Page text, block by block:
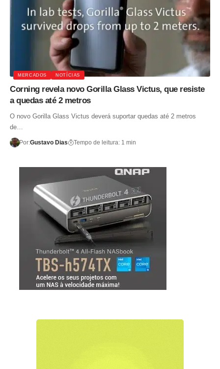
MERCADOS NOTÍCIAS
Corning revela novo Gorilla Glass Victus, que resiste
a quedas até 2 metros
O novo Gorilla Glass Victus deverá suportar quedas até 2 metros
de…
Por:Gustavo Dias Tempo de leitura: 1 min